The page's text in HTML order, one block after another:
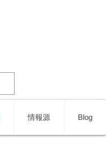
情報源 Blog